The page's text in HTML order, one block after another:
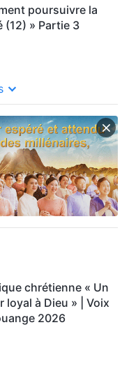
poursuivre la
(12) » Partie 3
chrétienne « Un
à Dieu » | Voix
2026